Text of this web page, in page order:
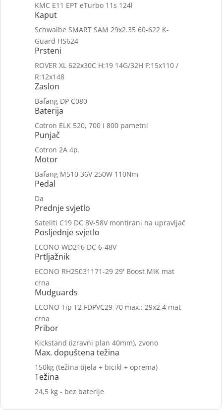
KMC E11 EPT eTurbo 11s 124l
Kaput
Schwalbe SMART SAM 29x2.35 60-622 K-
Guard HS624
Prsteni
ROVER XL 622x30C H:19 14G/32H F:15x110 /
R:12x148
Zaslon
Bafang DP C080
Baterija
Cotron ELK 520, 700 i 800 pametni
Punjač
Cotron 2A 4p.
Motor
Bafang M510 36V 250W 110Nm
Pedal
Da
Prednje svjetlo
Sateliti C19 DC 8V-58V montirani na upravljač
Posljednje svjetlo
ECONO WD216 DC 6-48V
Prtljažnik
ECONO RH25031171-29 29' Boost MIK mat
crna
Mudguards
ECONO Tip T2 FDPVC29-70 max.: 29x2.4 mat
crna
Pribor
Kickstand (izravni plan 40mm), zvono
Max. dopuštena težina
150kg (težina tijela + bicikl + oprema)
Težina
24,5 kg - bez baterije